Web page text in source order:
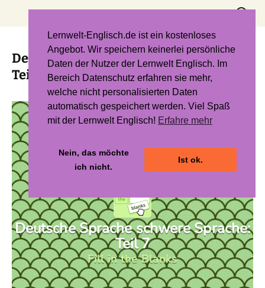
Suchen
Deutsche Sprache – Schwere Sprache
Teil 7
Lernwelt-Englisch.de ist ein kostenloses
Angebot. Wir speichern keinerlei persönliche
Daten der Nutzer der Lernwelt Englisch. Im
Bereich Datenschutz erfahren sie mehr,
welche nicht personalisierten Daten
automatisch gespeichert werden. Viel Spaß
mit der Lernwelt Englisch! Erfahre mehr
Nein, das möchte
ich nicht.
Ist ok.